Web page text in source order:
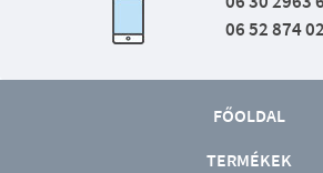
06 52 874
FŐOLDAL
TERMÉKEK